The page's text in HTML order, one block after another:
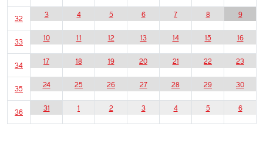
32 3 4 5 6 7 8 9
33 10 11 12 13 14 15 16
34 17 18 19 20 21 22 23
35 24 25 26 27 28 29 30
36 31 1 2 3 4 5 6